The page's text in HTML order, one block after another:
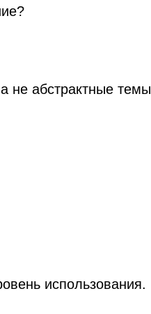
не абстрактные
использования.